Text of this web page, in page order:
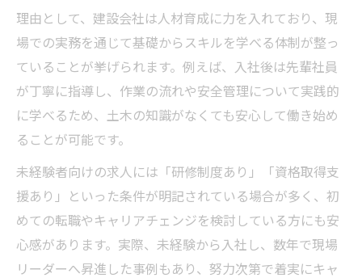
理由として、建設会社は人材育成に力を入れており、現
場での実務を通じて基礎からスキルを学べる体制が整っ
ていることが挙げられます。例えば、入社後は先輩社員
が丁寧に指導し、作業の流れや安全管理について実践的
に学べるため、土木の知識がなくても安心して働き始め
ることが可能です。
未経験者向けの求人には「研修制度あり」「資格取得支
援あり」といった条件が明記されている場合が多く、初
めての転職やキャリアチェンジを検討している方にも安
心感があります。実際、未経験から入社し、数年で現場
リーダーへ昇進した事例もあり、努力次第で着実にキャ